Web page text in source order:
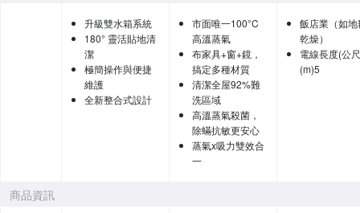
升級雙水箱系統
180° 靈活貼地清
潔
極簡操作與便捷
維護
全新整合式設計
市面唯一100°C
高溫蒸氣
布家具+窗+鏡，
搞定多種材質
清潔全屋92%難
洗區域
高溫蒸氣殺菌，
除蟎抗敏更安心
蒸氣x吸力雙效合
一
飯店業（如地
乾燥）
電線長度(公
(m)5
商品資訊